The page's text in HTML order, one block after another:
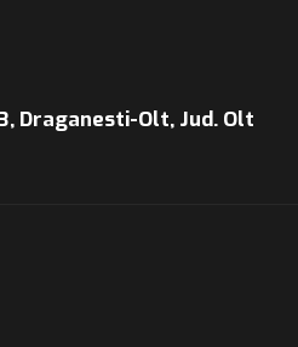
Draganesti-Olt, Jud. Olt